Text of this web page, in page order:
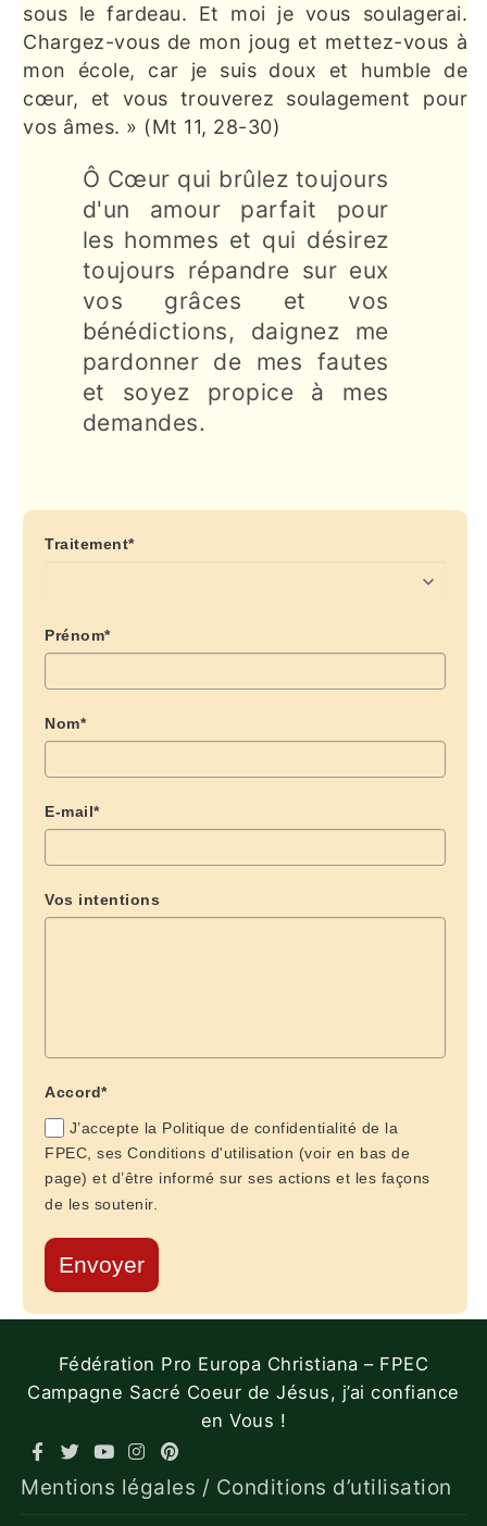
sous le fardeau. Et moi je vous soulagerai.
Chargez-vous de mon joug et mettez-vous à
mon école, car je suis doux et humble de
cœur, et vous trouverez soulagement pour
vos âmes. » (Mt 11, 28-30)
Ô Cœur qui brûlez toujours
d'un amour parfait pour
les hommes et qui désirez
toujours répandre sur eux
vos grâces et vos
bénédictions, daignez me
pardonner de mes fautes
et soyez propice à mes
demandes.
Traitement*
Prénom*
Nom*
E-mail*
Vos intentions
Accord*
J’accepte la Politique de confidentialité de la
FPEC, ses Conditions d'utilisation (voir en bas de
page) et d’être informé sur ses actions et les façons
de les soutenir.
Envoyer
Fédération Pro Europa Christiana – FPEC
Campagne Sacré Coeur de Jésus, j’ai confiance
en Vous !
Mentions légales / Conditions d’utilisation